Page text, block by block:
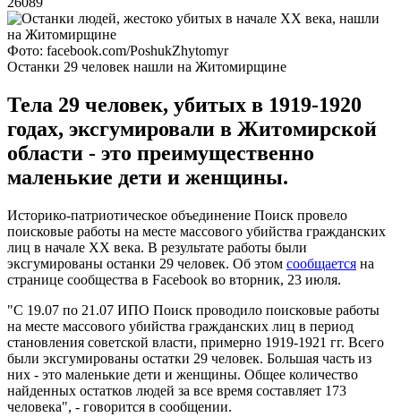
Фото: facebook.com/PoshukZhytomyr
Останки 29 человек нашли на Житомирщине
Тела 29 человек, убитых в 1919-1920
годах, эксгумировали в Житомирской
области - это преимущественно
маленькие дети и женщины.
Историко-патриотическое объединение Поиск провело
поисковые работы на месте массового убийства гражданских
лиц в начале ХХ века. В результате работы были
эксгумированы останки 29 человек. Об этом сообщается на
странице сообщества в Facebook во вторник, 23 июля.
"С 19.07 по 21.07 ИПО Поиск проводило поисковые работы
на месте массового убийства гражданских лиц в период
становления советской власти, примерно 1919-1921 гг. Всего
были эксгумированы остатки 29 человек. Большая часть из
них - это маленькие дети и женщины. Общее количество
найденных остатков людей за все время составляет 173
человека", - говорится в сообщении.